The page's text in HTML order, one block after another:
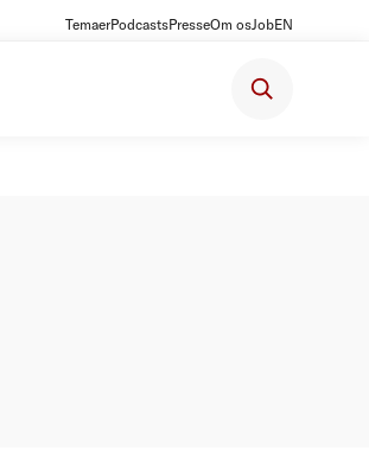
TemaerPodcastsPresseOm osJobEN